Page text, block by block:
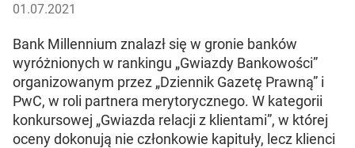
01.07.2021
Bank Millennium znalazł się w gronie banków
wyróżnionych w rankingu „Gwiazdy Bankowości”
organizowanym przez „Dziennik Gazetę Prawną” i
PwC, w roli partnera merytorycznego. W kategorii
konkursowej „Gwiazda relacji z klientami”, w której
oceny dokonują nie członkowie kapituły, lecz klienci